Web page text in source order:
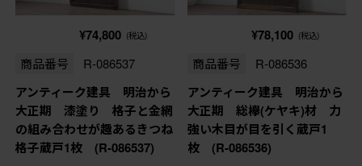
¥74,800 (税込)
商品番号 R-086537
アンティーク建具 明治から
大正期 漆塗り 格子と金網
の組み合わせが趣あるきつね
格子蔵戸1枚 (R-086537)
¥78,100 (税込)
商品番号 R-086536
アンティーク建具 明治から
大正期 総欅(ケヤキ)材 力
強い木目が目を引く蔵戸1
枚 (R-086536)